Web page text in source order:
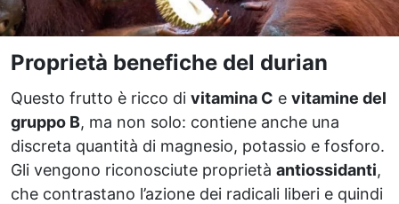
Proprietà benefiche del durian
Questo frutto è ricco di vitamina C e vitamine del
gruppo B, ma non solo: contiene anche una
discreta quantità di magnesio, potassio e fosforo.
Gli vengono riconosciute proprietà antiossidanti,
che contrastano l’azione dei radicali liberi e quindi